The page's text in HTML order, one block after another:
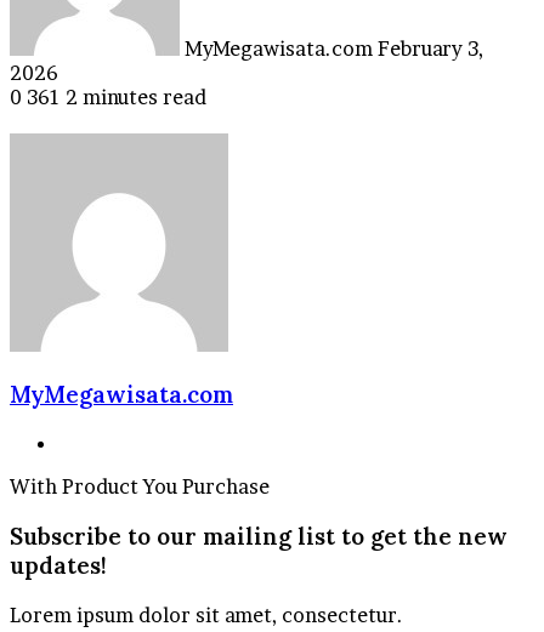
MyMegawisata.com February 3,
2026
0 361 2 minutes read
MyMegawisata.com
With Product You Purchase
Subscribe to our mailing list to get the new
updates!
Lorem ipsum dolor sit amet, consectetur.